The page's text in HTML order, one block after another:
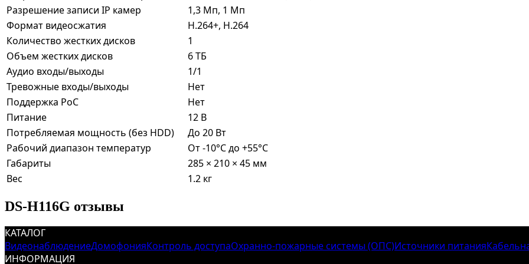
Разрешение записи IP камер
1,3 Мп, 1 Мп
Формат видеосжатия
H.264+, H.264
Количество жестких дисков
1
Объем жестких дисков
6 ТБ
Аудио входы/выходы
1/1
Тревожные входы/выходы
Нет
Поддержка PoC
Нет
Питание
12 В
Потребляемая мощность (без HDD)
До 20 Вт
Рабочий диапазон температур
От -10°C до +55°C
Габариты
285 × 210 × 45 мм
Вес
1.2 кг
DS-H116G отзывы
КАТАЛОГ
ВидеонаблюдениеДомофонияКонтроль доступаОхранно-пожарные системы (ОПС)Источники питания
ИНФОРМАЦИЯ